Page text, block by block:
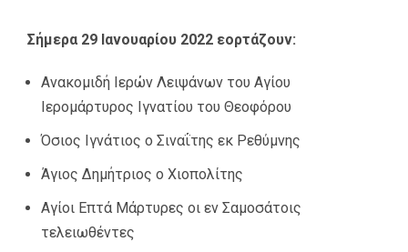
Σήμερα 29 Ιανουαρίου 2022 εορτάζουν:
Ανακομιδή Ιερών Λειψάνων του Αγίου
Ιερομάρτυρος Ιγνατίου του Θεοφόρου
Όσιος Ιγνάτιος ο Σιναΐτης εκ Ρεθύμνης
Άγιος Δημήτριος ο Χιοπολίτης
Αγίοι Επτά Μάρτυρες οι εν Σαμοσάτοις
τελειωθέντες